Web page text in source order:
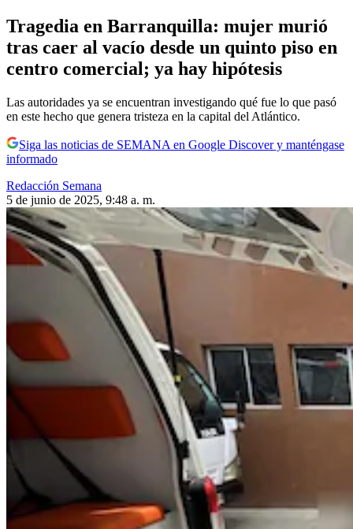
Tragedia en Barranquilla: mujer murió
tras caer al vacío desde un quinto piso en
centro comercial; ya hay hipótesis
Las autoridades ya se encuentran investigando qué fue lo que pasó
en este hecho que genera tristeza en la capital del Atlántico.
Siga las noticias de SEMANA en Google Discover y manténgase
informado
Redacción Semana
5 de junio de 2025, 9:48 a. m.